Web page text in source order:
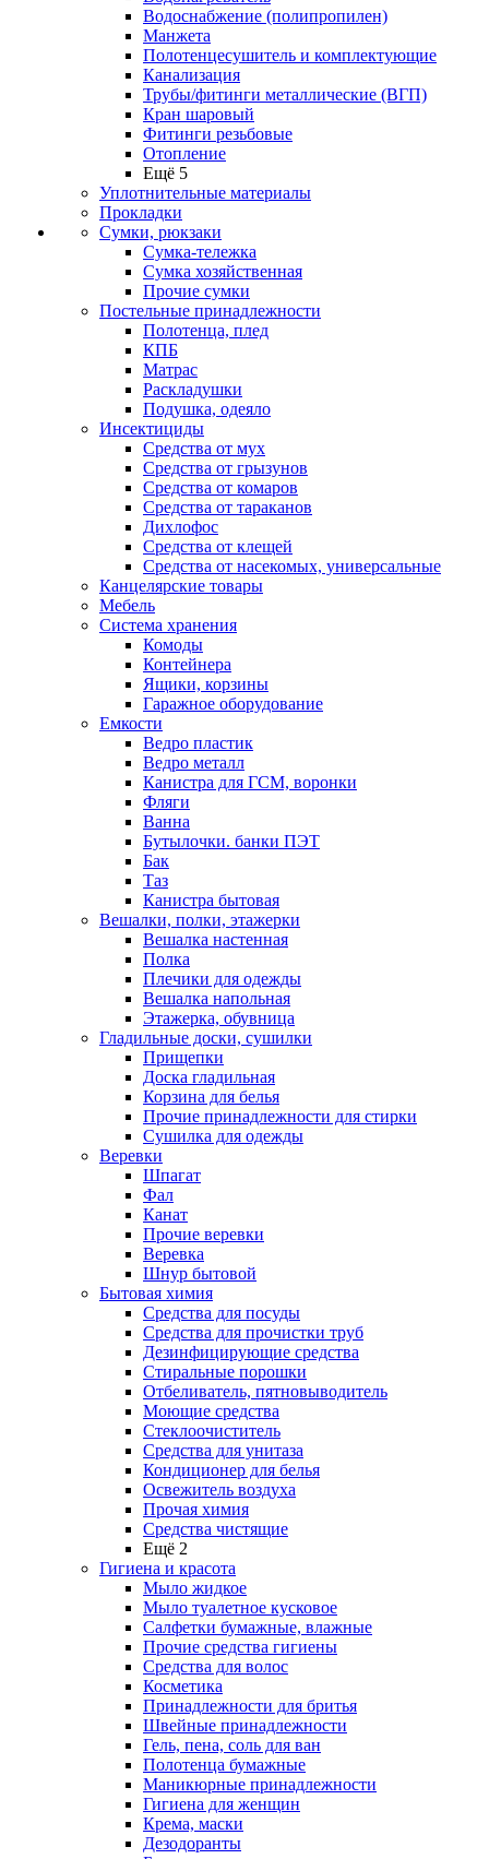
Водоснабжение (полипропилен)
Манжета
Полотенцесушитель и комплектующие
Канализация
Трубы/фитинги металлические (ВГП)
Кран шаровый
Фитинги резьбовые
Отопление
Ещё 5
Уплотнительные материалы
Прокладки
Сумки, рюкзаки
Сумка-тележка
Сумка хозяйственная
Прочие сумки
Постельные принадлежности
Полотенца, плед
КПБ
Матрас
Раскладушки
Подушка, одеяло
Инсектициды
Средства от мух
Средства от грызунов
Средства от комаров
Средства от тараканов
Дихлофос
Средства от клещей
Средства от насекомых, универсальные
Канцелярские товары
Мебель
Система хранения
Комоды
Контейнера
Ящики, корзины
Гаражное оборудование
Емкости
Ведро пластик
Ведро металл
Канистра для ГСМ, воронки
Фляги
Ванна
Бутылочки. банки ПЭТ
Бак
Таз
Канистра бытовая
Вешалки, полки, этажерки
Вешалка настенная
Полка
Плечики для одежды
Вешалка напольная
Этажерка, обувница
Гладильные доски, сушилки
Прищепки
Доска гладильная
Корзина для белья
Прочие принадлежности для стирки
Сушилка для одежды
Веревки
Шпагат
Фал
Канат
Прочие веревки
Веревка
Шнур бытовой
Бытовая химия
Средства для посуды
Средства для прочистки труб
Дезинфицирующие средства
Стиральные порошки
Отбеливатель, пятновыводитель
Моющие средства
Стеклоочиститель
Средства для унитаза
Кондиционер для белья
Освежитель воздуха
Прочая химия
Средства чистящие
Ещё 2
Гигиена и красота
Мыло жидкое
Мыло туалетное кусковое
Салфетки бумажные, влажные
Прочие средства гигиены
Средства для волос
Косметика
Принадлежности для бритья
Швейные принадлежности
Гель, пена, соль для ван
Полотенца бумажные
Маникюрные принадлежности
Гигиена для женщин
Крема, маски
Дезодоранты